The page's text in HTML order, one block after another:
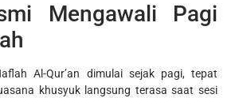
Mengawali Pagi
Al-Qur’an dimulai sejak pagi, tepat
khusyuk langsung terasa saat sesi